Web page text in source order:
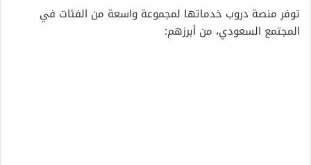
توفر منصة دروب خدماتها لمجموعة واسعة من الفئات في
المجتمع السعودي، من أبرزهم: